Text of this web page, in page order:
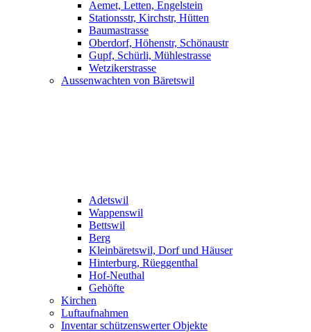
Aemet, Letten, Engelstein
Stationsstr, Kirchstr, Hütten
Baumastrasse
Oberdorf, Höhenstr, Schönaustr
Gupf, Schürli, Mühlestrasse
Wetzikerstrasse
Aussenwachten von Bäretswil
Adetswil
Wappenswil
Bettswil
Berg
Kleinbäretswil, Dorf und Häuser
Hinterburg, Rüeggenthal
Hof-Neuthal
Gehöfte
Kirchen
Luftaufnahmen
Inventar schützenswerter Objekte